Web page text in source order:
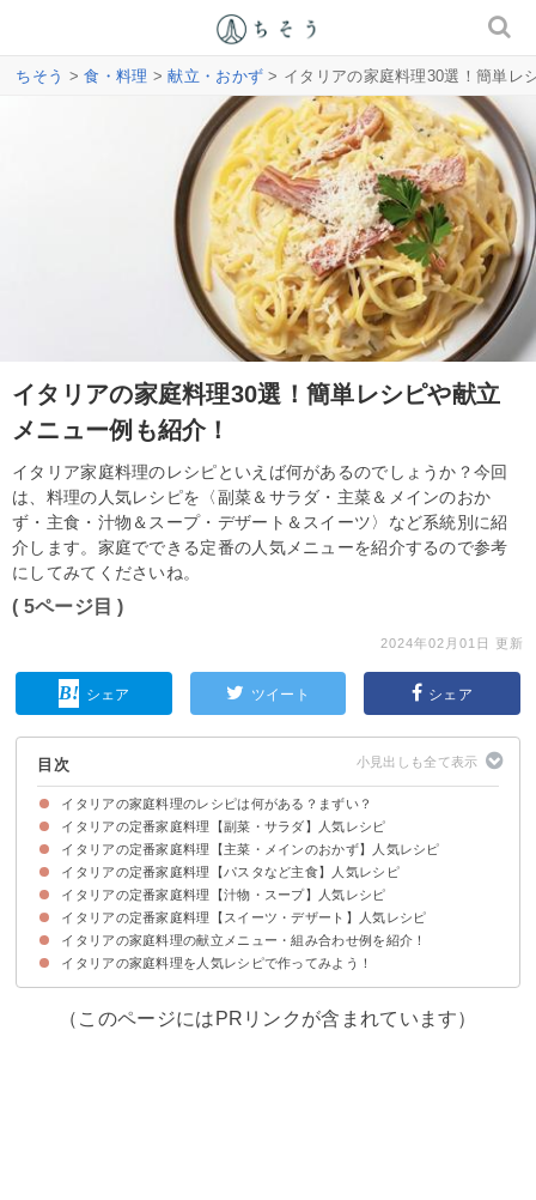
ちそう >食・料理 >献立・おかず > イタリアの家庭料理30選！簡単レ
イタリアの家庭料理30選！簡単レシピや献立
メニュー例も紹介！
イタリア家庭料理のレシピといえば何があるのでしょうか？今回
は、料理の人気レシピを〈副菜＆サラダ・主菜＆メインのおか
ず・主食・汁物＆スープ・デザート＆スイーツ〉など系統別に紹
介します。家庭でできる定番の人気メニューを紹介するので参考
にしてみてくださいね。
( 5ページ目 )
2024年02月01日 更新
シェア ツイート シェア
目次
イタリアの家庭料理のレシピは何がある？まずい？
まずはイタリア料理の特徴を知っておこう
イタリア料理の代表的な料理
イタリアの定番家庭料理【副菜・サラダ】人気レシピ
①ぺぺロナータ
②ズッキーニのフリテッレ
③バーニャカウダ
④トマトのグラタン
⑤ヴィニャローラ
⑥簡単でおしゃれなナスとチーズのパルミジャーナ
イタリアの定番家庭料理【主菜・メインのおかず】人気レシピ
①タコのトマト煮込み
②ほうれん草のフリッタータ
③インボルティーニ
④アクアパッツァ
⑤イタリア風ミートボール
イタリアの定番家庭料理【パスタなど主食】人気レシピ
①トスカーナの家庭料理！じゃがいもといんげんのバジルソースパスタ
②パンツァネッラ
③家庭でできるローマ風カルボナーラ
④野菜タルト
⑤野菜のリゾット
⑥ツナとレタスのペペロンチーノ
⑦押麦を使ったパスタフレッド
⑧本格マルゲリータ
⑨お肉もたっぷり入れて！カルツォーネ
⑩トマトのリゾット
イタリアの定番家庭料理【汁物・スープ】人気レシピ
①煉獄の卵
②切って煮るだけのイタリアンシチュー
③ミルファンティ
④豆のスープ
⑤ミネストローネ
イタリアの定番家庭料理【スイーツ・デザート】人気レシピ
①コロンバ
②クロスタータ
③バルサミコ酢を効かせたドルチェ
④田舎風りんごケーキ
イタリアの家庭料理の献立メニュー・組み合わせ例を紹介！
献立メニュー例①パスタがメインのおしゃれなランチ
献立メニュー例②白ワインと一緒に食べる人気のピザメニュー
献立メニュー例③簡単に楽しみたい時のリゾットディナー
イタリアの家庭料理を人気レシピで作ってみよう！
（このページにはPRリンクが含まれています）